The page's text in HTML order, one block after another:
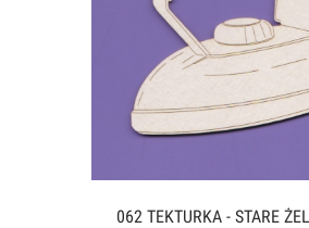
062 TEKTURKA - STARE